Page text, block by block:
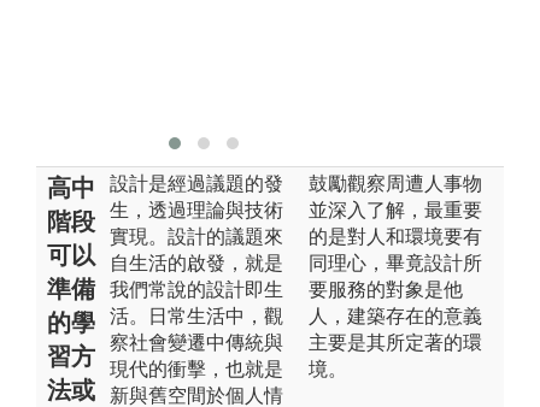
高中
階段
可以
準備
的學
習方
法或
設計是經過議題的發
生，透過理論與技術
實現。設計的議題來
自生活的啟發，就是
我們常說的設計即生
活。日常生活中，觀
察社會變遷中傳統與
現代的衝擊，也就是
新與舊空間於個人情
鼓勵觀察周遭人事物
並深入了解，最重要
的是對人和環境要有
同理心，畢竟設計所
要服務的對象是他
人，建築存在的意義
主要是其所定著的環
境。